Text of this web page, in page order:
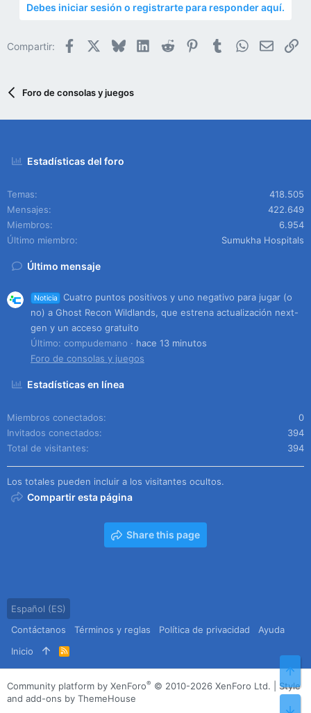
Debes iniciar sesión o registrarte para responder aquí.
Compartir: Facebook BlueskyLinkedIn
Reddit PinterestTumblrWhatsApp
Email
Foro de consolas y juegos
Estadísticas del foro
Temas
418.505
Mensajes
422.649
Miembros
6.954
Último miembro
Sumukha Hospitals
Último mensaje
Noticia
Cuatro puntos positivos y uno negativo para jugar (o
no) a Ghost Recon Wildlands, que estrena actualización next-
gen y un acceso gratuito
Último: compudemano
hace 13 minutos
Foro de consolas y juegos
Estadísticas en línea
Miembros conectados
0
Invitados conectados
394
Total de visitantes
394
Los totales pueden incluir a los visitantes ocultos.
Compartir esta página
Share this page
Español (ES)
Contáctanos
Términos y reglas Política de privacidad
Ayuda
Inicio
R
S
Community platform by XenForo® © 2010-2026 XenForo Ltd.
Style
and add-ons by ThemeHouse